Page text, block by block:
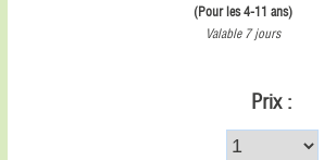
(Pour les 4-11 ans)
Valable 7 jours
Prix :